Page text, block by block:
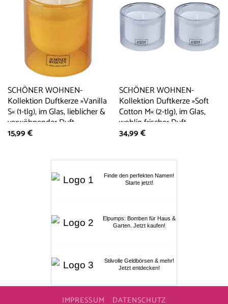
SCHÖNER WOHNEN-
Kollektion Duftkerze »Vanilla
S« (1-tlg), im Glas, lieblicher &
verwöhnender Duft,
Brenndauer 20 – 25 Stunden
15,99€
SCHÖNER WOHNEN-
Kollektion Duftkerze »Soft
Cotton M« (2-tlg), im Glas,
wohlig frischer Duft,
Brenndauer 30 – 40 Stunden
34,99€
Finde den perfekten Namen!
Starte jetzt!
Elpumps: Bomben für Haus &
Garten. Jetzt kaufen!
Stilvolle Geldbörsen & mehr!
Jetzt entdecken!
IMPRESSUM DATENSCHUTZ